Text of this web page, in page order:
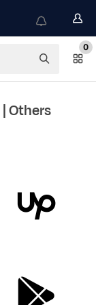
0
| Others